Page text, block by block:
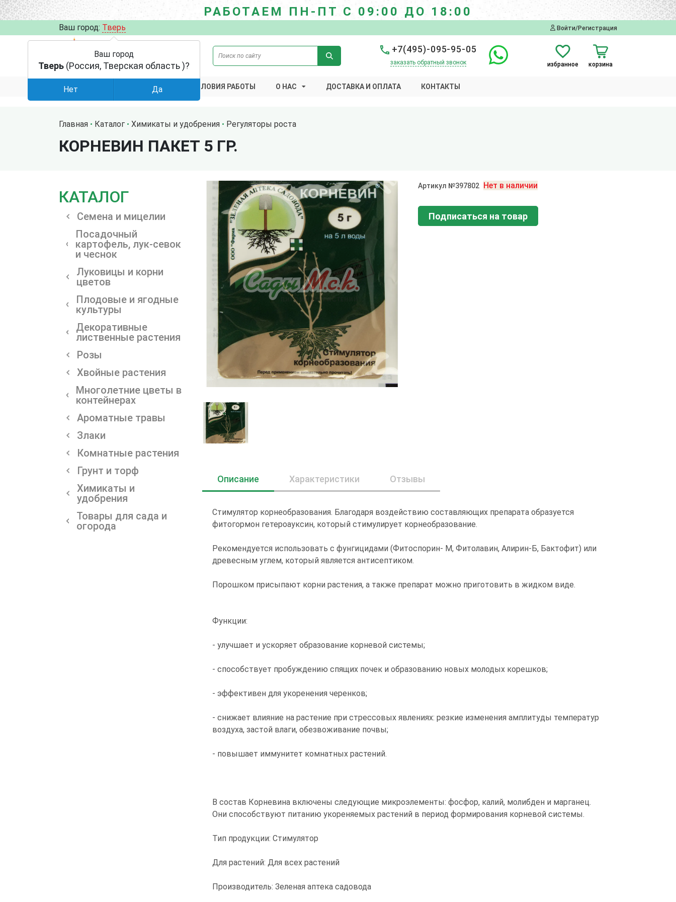
РАБОТАЕМ ПН-ПТ С 09:00 ДО 18:00
Ваш город: Тверь Войти/Регистрация
+7(495)-095-95-05
заказать обратный звонок избранное корзина
АКЦИИ УСЛОВИЯ РАБОТЫ О НАС ДОСТАВКА И ОПЛАТА КОНТАКТЫ
Главная Каталог Химикаты и удобрения Регуляторы роста
КОРНЕВИН ПАКЕТ 5 ГР.
КАТАЛОГ
Семена и мицелии
Посадочный
картофель, лук-севок
и чеснок
Луковицы и корни
цветов
Плодовые и ягодные
культуры
Декоративные
лиственные растения
Розы
Хвойные растения
Многолетние цветы в
контейнерах
Ароматные травы
Злаки
Комнатные растения
Грунт и торф
Химикаты и
удобрения
Товары для сада и
огорода
Артикул №397802 Нет в наличии
Подписаться на товар
Описание Характеристики Отзывы
Стимулятор корнеобразования. Благодаря воздействию составляющих препарата образуется
фитогормон гетероауксин, который стимулирует корнеобразование.
Рекомендуется использовать с фунгицидами (Фитоспорин- М, Фитолавин, Алирин-Б, Бактофит) или
древесным углем, который является антисептиком.
Порошком присыпают корни растения, а также препарат можно приготовить в жидком виде.
Функции:
- улучшает и ускоряет образование корневой системы;
- способствует пробуждению спящих почек и образованию новых молодых корешков;
- эффективен для укоренения черенков;
- снижает влияние на растение при стрессовых явлениях: резкие изменения амплитуды температур
воздуха, застой влаги, обезвоживание почвы;
- повышает иммунитет комнатных растений.
В состав Корневина включены следующие микроэлементы: фосфор, калий, молибден и марганец.
Они способствуют питанию укореняемых растений в период формирования корневой системы.
Тип продукции: Стимулятор
Для растений: Для всех растений
Производитель: Зеленая аптека садовода
Ваш город
Тверь (Россия, Тверская область )?
Нет Да